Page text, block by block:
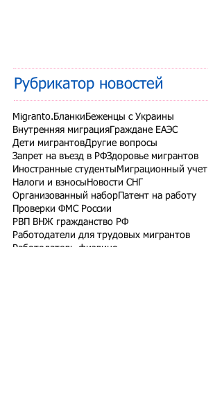
Рубрикатор новостей
Migranto.Бланки Беженцы с Украины
Внутренняя миграция Граждане ЕАЭС
Дети мигрантовДругие вопросы
Запрет на въезд в РФЗдоровье мигрантов
Иностранные студенты Миграционный учет
Налоги и взносы Новости СНГ
Организованный набор Патент на работу
Проверки ФМС России
РВП ВНЖ гражданство РФ
Работодатели для трудовых мигрантов
Работодатель-физлицо